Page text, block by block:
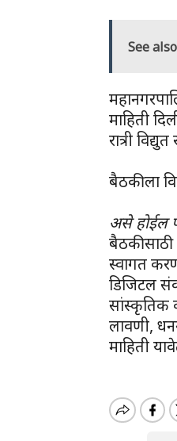
See also
माहिती
रात्री
बैठकीला
असे होईल
बैठकीसाठी
स्वागत
डिजिटल
सांस्कृतिक
लावणी,
माहिती